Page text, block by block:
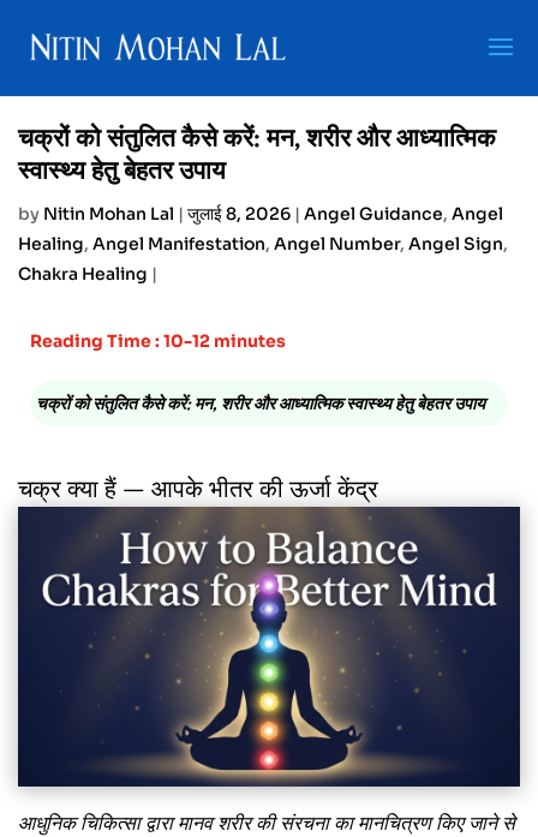
चक्रों को संतुलित कैसे करें: मन, शरीर और आध्यात्मिक
स्वास्थ्य हेतु बेहतर उपाय
by Nitin Mohan Lal | जुलाई 8, 2026 | Angel Guidance, Angel
Healing, Angel Manifestation, Angel Number, Angel Sign,
Chakra Healing |
Reading Time : 10-12 minutes
चक्रों को संतुलित कैसे करें: मन, शरीर और आध्यात्मिक स्वास्थ्य हेतु बेहतर उपाय
चक्र क्या हैं — आपके भीतर की ऊर्जा केंद्र
आधुनिक चिकित्सा द्वारा मानव शरीर की संरचना का मानचित्रण किए जाने से